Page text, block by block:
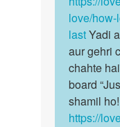
by
Anuj
mein
yaha…
love/
lastYadi
aur gehri
chahte
board
shamil ho!
https://